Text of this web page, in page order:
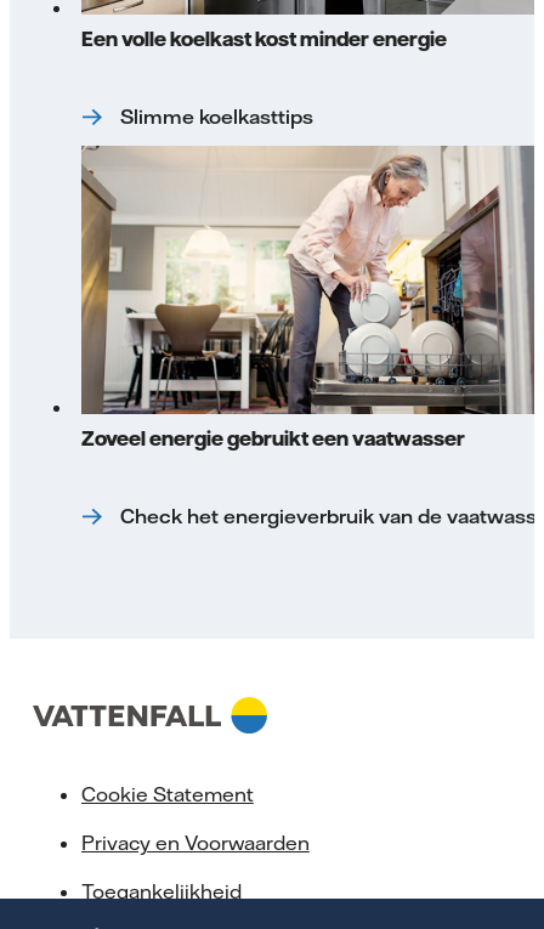
Een volle koelkast kost minder energie
Slimme koelkasttips
Zoveel energie gebruikt een vaatwasser
Check het energieverbruik van de
Cookie Statement
Privacy en Voorwaarden
Toegankelijkheid